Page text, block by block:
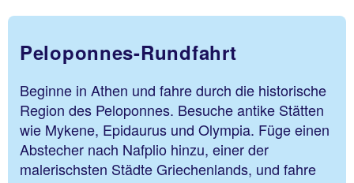
Peloponnes-Rundfahrt
Beginne in Athen und fahre durch die historische
Region des Peloponnes. Besuche antike Stätten
wie Mykene, Epidaurus und Olympia. Füge einen
Abstecher nach Nafplio hinzu, einer der
malerischsten Städte Griechenlands, und fahre